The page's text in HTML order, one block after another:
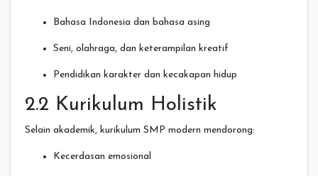
Bahasa Indonesia dan bahasa asing
Seni, olahraga, dan keterampilan kreatif
Pendidikan karakter dan kecakapan hidup
2.2 Kurikulum Holistik
Selain akademik, kurikulum SMP modern mendorong:
Kecerdasan emosional